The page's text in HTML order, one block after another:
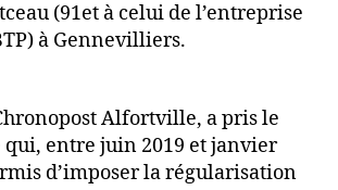
(91et à celui de l’entreprise
à Gennevilliers.
Alfortville, a pris le
entre juin 2019 et janvier
d’imposer la régularisation